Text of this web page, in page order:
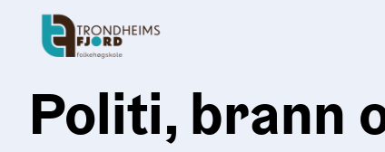
Politi, brann